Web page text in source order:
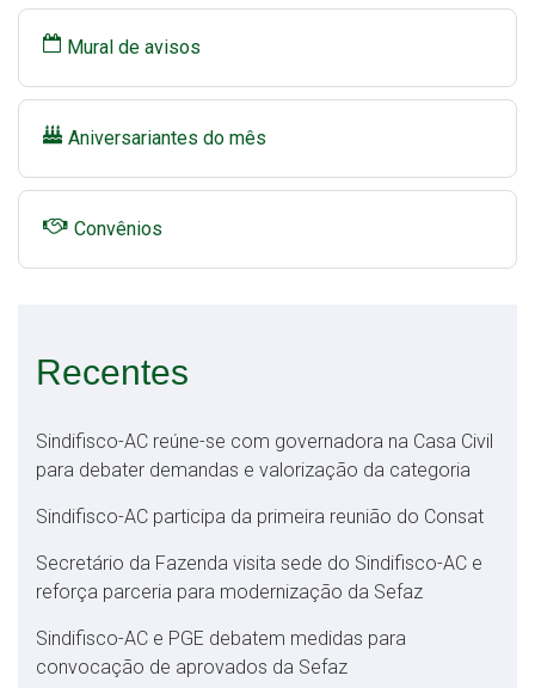
Mural de avisos
Aniversariantes do mês
Convênios
Recentes
Sindifisco-AC reúne-se com governadora na Casa Civil
para debater demandas e valorização da categoria
Sindifisco-AC participa da primeira reunião do Consat
Secretário da Fazenda visita sede do Sindifisco-AC e
reforça parceria para modernização da Sefaz
Sindifisco-AC e PGE debatem medidas para
convocação de aprovados da Sefaz